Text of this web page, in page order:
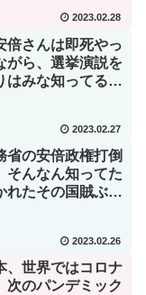
2023.02.28
倍さんは即死やっ
がら、選挙演説を
はみな知ってる
2023.02.27
省の安倍政権打倒
そんなん知ってた
れたその国賊ぶ
2023.02.26
、世界ではコロナ
次のパンデミック